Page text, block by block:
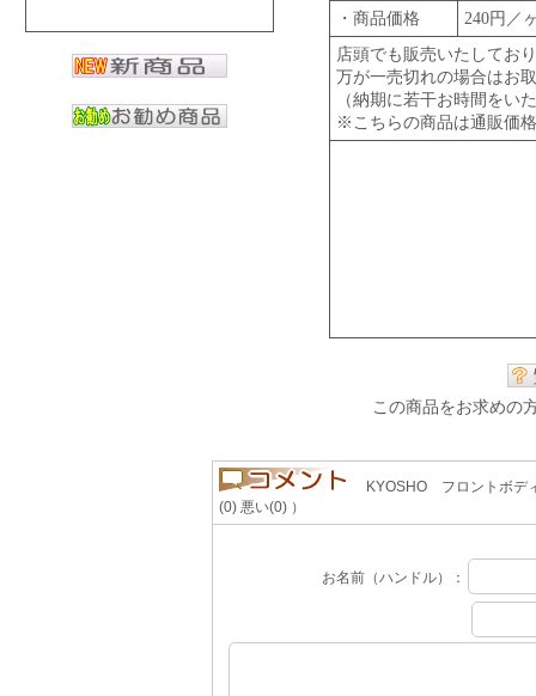
・商品価格
240円／
店頭でも販売いたしてお
万が一売切れの場合はお
（納期に若干お時間をい
※こちらの商品は通販価
この商品をお求めの